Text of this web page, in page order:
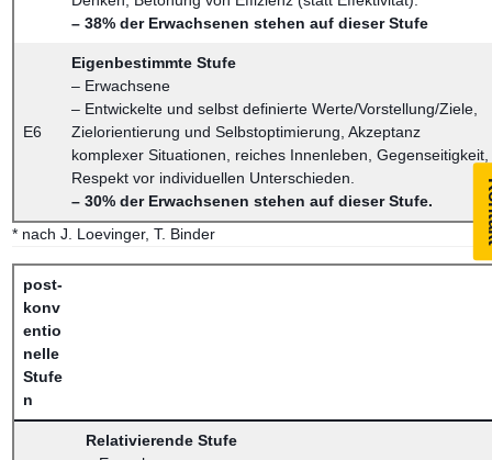
– 38% der Erwachsenen stehen auf dieser Stufe
E6
Eigenbestimmte Stufe
– Erwachsene
– Entwickelte und selbst definierte Werte/Vorstellung/Ziele,
Zielorientierung und Selbstoptimierung, Akzeptanz
komplexer Situationen, reiches Innenleben, Gegenseitigkeit,
Respekt vor individuellen Unterschieden.
– 30% der Erwachsenen stehen auf dieser Stufe.
* nach J. Loevinger, T. Binder
post-
konv
entio
nelle
Stufe
n
Relativierende Stufe